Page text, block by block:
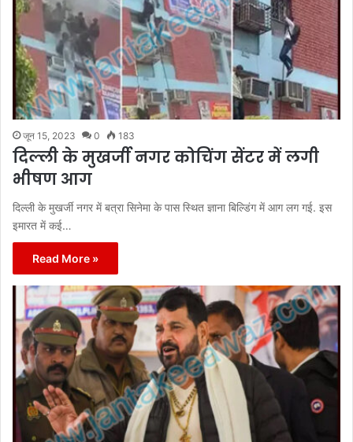
जून 15, 2023 0 183
दिल्ली के मुखर्जी नगर कोचिंग सेंटर में लगी
भीषण आग
दिल्ली के मुखर्जी नगर में बत्रा सिनेमा के पास स्थित ज्ञाना बिल्डिंग में आग लग गई. इस
इमारत में कई…
Read More »